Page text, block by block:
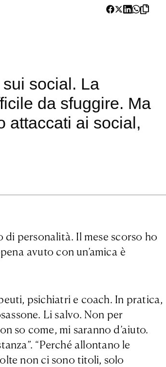
social. La
da sfuggire. Ma
attaccati ai social,
personalità. Il mese scorso ho
avuto con un’amica è
psichiatri e coach. In pratica,
Li salvo. Non per
so come, mi saranno d’aiuto.
“Perché allontano le
non ci sono titoli, solo